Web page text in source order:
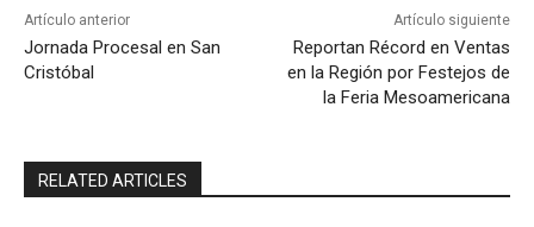
Artículo anterior
Jornada Procesal en San
Cristóbal
Artículo siguiente
Reportan Récord en Ventas
en la Región por Festejos de
la Feria Mesoamericana
RELATED ARTICLES